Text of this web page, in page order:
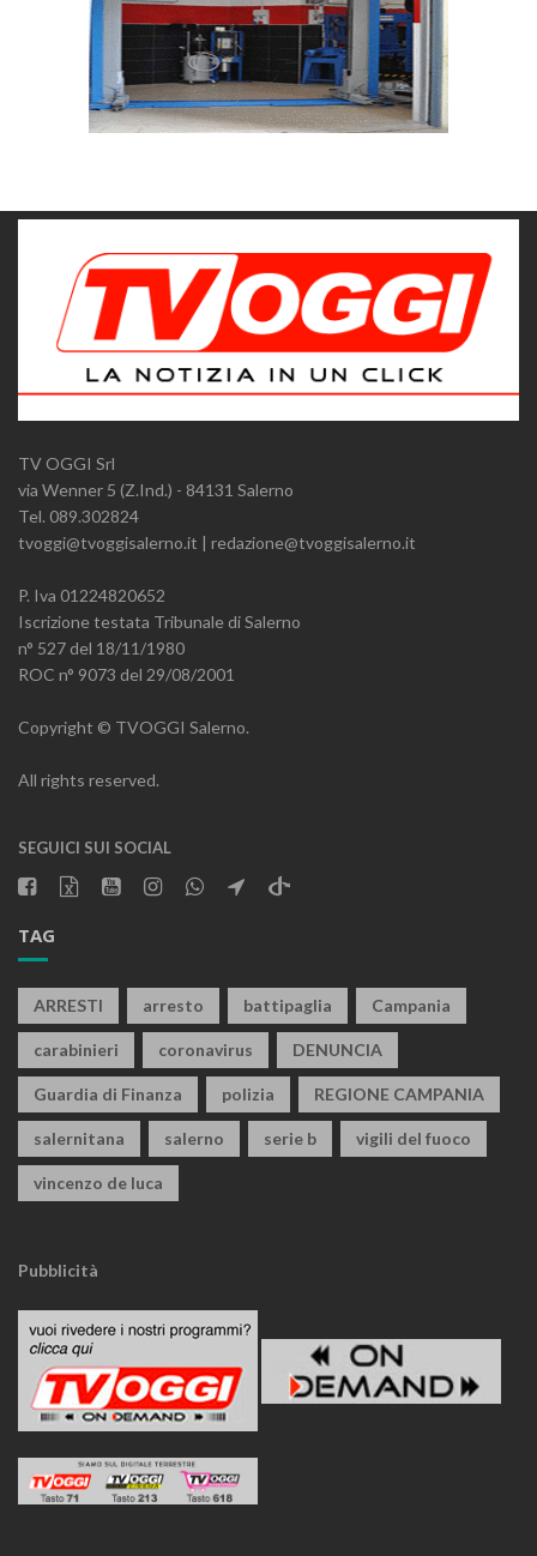
TV OGGI Srl
via Wenner 5 (Z.Ind.) - 84131 Salerno
Tel. 089.302824
tvoggi@tvoggisalerno.it | redazione@tvoggisalerno.it
P. Iva 01224820652
Iscrizione testata Tribunale di Salerno
n° 527 del 18/11/1980
ROC n° 9073 del 29/08/2001
Copyright © TVOGGI Salerno.
All rights reserved.
SEGUICI SUI SOCIAL
TAG
ARRESTI arresto battipaglia Campania
carabinieri coronavirus DENUNCIA
Guardia di Finanza polizia REGIONE CAMPANIA
salernitana salerno serie b vigili del fuoco
vincenzo de luca
Pubblicità